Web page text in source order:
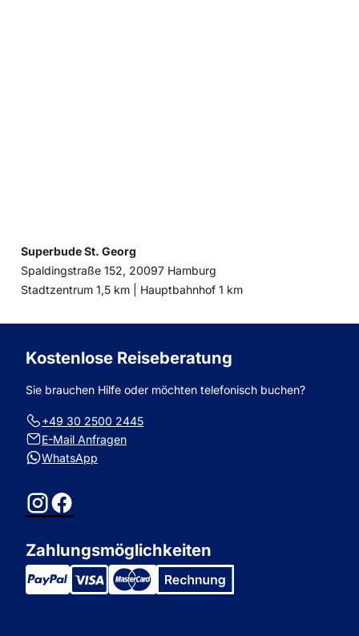
Superbude St. Georg
Spaldingstraße 152, 20097 Hamburg
Entfernung
Stadtzentrum 1,5 km | Entfernung
Hauptbahnhof 1 km
Kostenlose Reiseberatung
Sie brauchen Hilfe oder möchten telefonisch buchen?
+49 30 2500 2445
E-Mail Anfragen
WhatsApp
InstagramFacebook
Zahlungsmöglichkeiten